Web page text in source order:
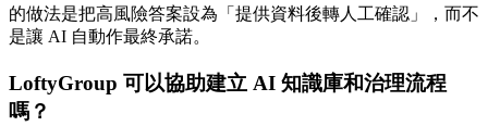
的做法是把高風險答案設為「提供資料後轉人工確認」，而不
是讓 AI 自動作最終承諾。
LoftyGroup 可以協助建立 AI 知識庫和治理流程
嗎？